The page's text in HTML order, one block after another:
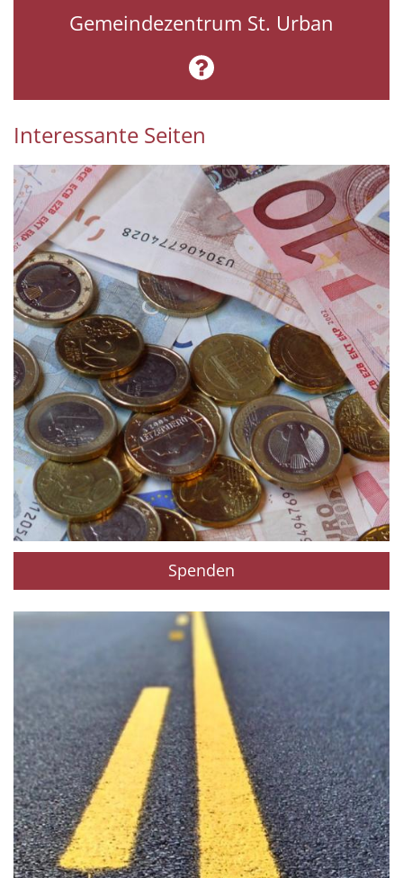
Gemeindezentrum St. Urban
Interessante Seiten
Spenden